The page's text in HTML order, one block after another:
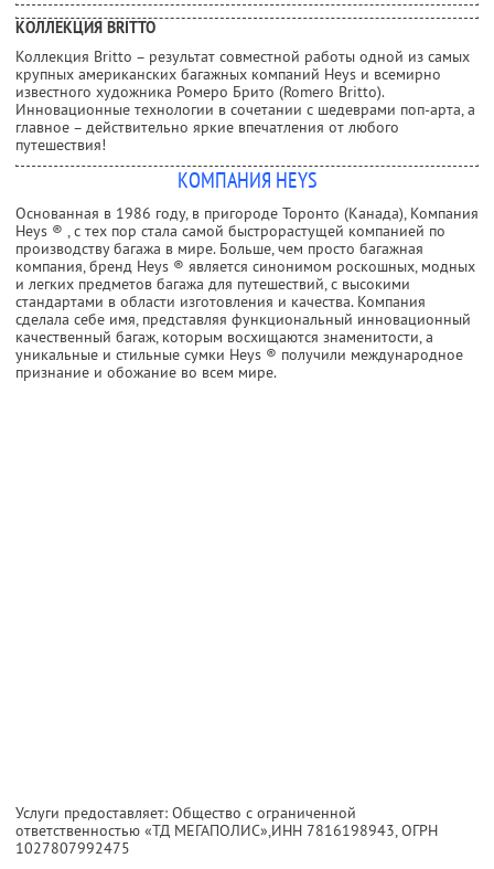
КОЛЛЕКЦИЯ BRITTO
Коллекция Britto – результат совместной работы одной из самых
крупных американских багажных компаний Heys и всемирно
известного художника Ромеро Брито (Romero Britto).
Инновационные технологии в сочетании с шедеврами поп-арта, а
главное – действительно яркие впечатления от любого
путешествия!
КОМПАНИЯ HEYS
Основанная в 1986 году, в пригороде Торонто (Канада), Компания
Heys ® , с тех пор стала самой быстрорастущей компанией по
производству багажа в мире. Больше, чем просто багажная
компания, бренд Heys ® является синонимом роскошных, модных
и легких предметов багажа для путешествий, с высокими
стандартами в области изготовления и качества. Компания
сделала себе имя, представляя функциональный инновационный
качественный багаж, которым восхищаются знаменитости, а
уникальные и стильные сумки Heys ® получили международное
признание и обожание во всем мире.
Услуги предоставляет: Общество с ограниченной
ответственностью «ТД МЕГАПОЛИС»,ИНН 7816198943, ОГРН
1027807992475